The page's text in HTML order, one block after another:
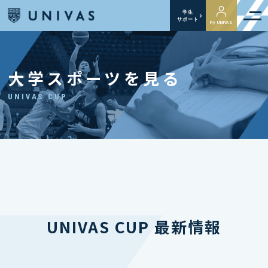
学生
サポート
My UNIVAS
大学スポーツを見る
UNIVAS CUP
UNIVAS CUP 最新情報